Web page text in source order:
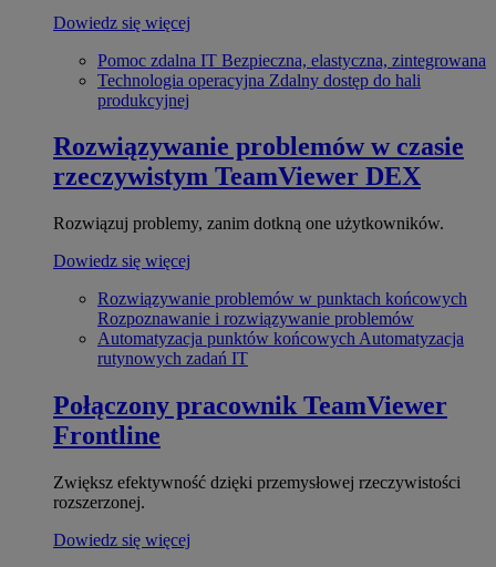
Dowiedz się więcej
Pomoc zdalna IT Bezpieczna, elastyczna, zintegrowana
Technologia operacyjna Zdalny dostęp do hali
produkcyjnej
Rozwiązywanie problemów w czasie
rzeczywistym TeamViewer DEX
Rozwiązuj problemy, zanim dotkną one użytkowników.
Dowiedz się więcej
Rozwiązywanie problemów w punktach końcowych
Rozpoznawanie i rozwiązywanie problemów
Automatyzacja punktów końcowych Automatyzacja
rutynowych zadań IT
Połączony pracownik TeamViewer
Frontline
Zwiększ efektywność dzięki przemysłowej rzeczywistości
rozszerzonej.
Dowiedz się więcej